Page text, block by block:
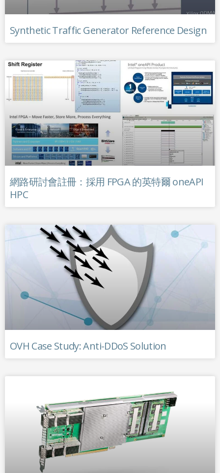
Synthetic Traffic Generator Reference Design
網路研討會註冊：採用 FPGA 的英特爾 oneAPI
HPC
OVH Case Study: Anti-DDoS Solution